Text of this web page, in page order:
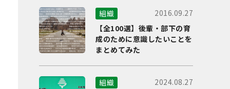
組織
2016.09.27
【全100選】後輩・部下の育
成のために意識したいことを
まとめてみた
組織
2024.08.27